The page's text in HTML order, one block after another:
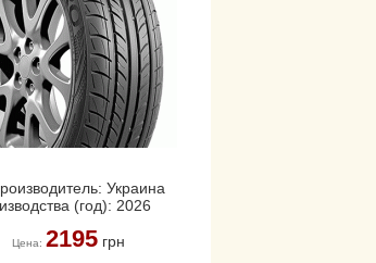
Украина
(год): 2026
Цена: 2195грн